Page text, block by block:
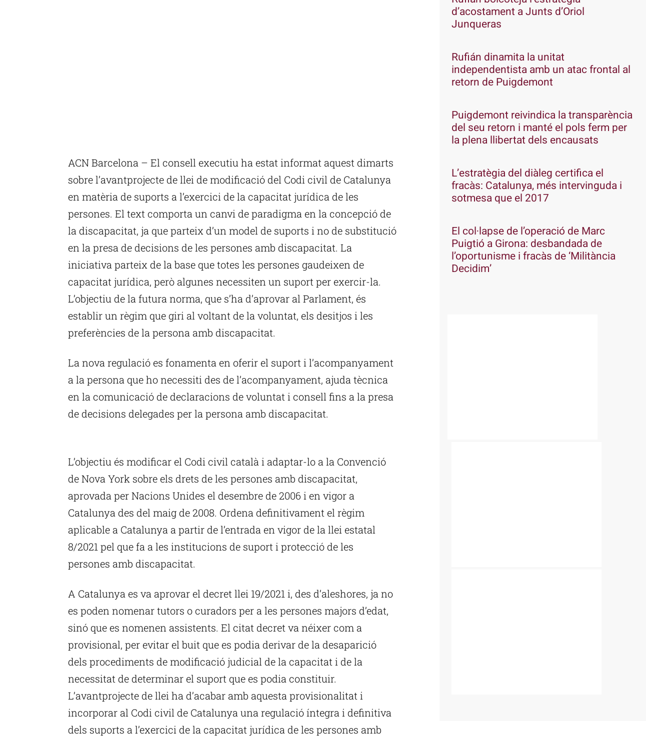
ACN Barcelona – El consell executiu ha estat informat aquest dimarts
sobre l’avantprojecte de llei de modificació del Codi civil de Catalunya
en matèria de suports a l’exercici de la capacitat jurídica de les
persones. El text comporta un canvi de paradigma en la concepció de
la discapacitat, ja que parteix d’un model de suports i no de substitució
en la presa de decisions de les persones amb discapacitat. La
iniciativa parteix de la base que totes les persones gaudeixen de
capacitat jurídica, però algunes necessiten un suport per exercir-la.
L’objectiu de la futura norma, que s’ha d’aprovar al Parlament, és
establir un règim que giri al voltant de la voluntat, els desitjos i les
preferències de la persona amb discapacitat.
La nova regulació es fonamenta en oferir el suport i l’acompanyament
a la persona que ho necessiti des de l’acompanyament, ajuda tècnica
en la comunicació de declaracions de voluntat i consell fins a la presa
de decisions delegades per la persona amb discapacitat.
L’objectiu és modificar el Codi civil català i adaptar-lo a la Convenció
de Nova York sobre els drets de les persones amb discapacitat,
aprovada per Nacions Unides el desembre de 2006 i en vigor a
Catalunya des del maig de 2008. Ordena definitivament el règim
aplicable a Catalunya a partir de l’entrada en vigor de la llei estatal
8/2021 pel que fa a les institucions de suport i protecció de les
persones amb discapacitat.
A Catalunya es va aprovar el decret llei 19/2021 i, des d’aleshores, ja no
es poden nomenar tutors o curadors per a les persones majors d’edat,
sinó que es nomenen assistents. El citat decret va néixer com a
provisional, per evitar el buit que es podia derivar de la desaparició
dels procediments de modificació judicial de la capacitat i de la
necessitat de determinar el suport que es podia constituir.
L’avantprojecte de llei ha d’acabar amb aquesta provisionalitat i
incorporar al Codi civil de Catalunya una regulació íntegra i definitiva
dels suports a l’exercici de la capacitat jurídica de les persones amb
d’acostament a Junts d’Oriol
Junqueras
Rufián dinamita la unitat
independentista amb un atac frontal al
retorn de Puigdemont
Puigdemont reivindica la transparència
del seu retorn i manté el pols ferm per
la plena llibertat dels encausats
L’estratègia del diàleg certifica el
fracàs: Catalunya, més intervinguda i
sotmesa que el 2017
El col·lapse de l’operació de Marc
Puigtió a Girona: desbandada de
l’oportunisme i fracàs de ‘Militància
Decidim’